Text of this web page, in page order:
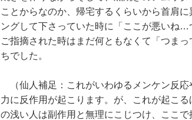
ことからなのか、帰宅するくらいから首肩
ングして下さっていた時に「ここが悪いね
ご指摘された時はまだ何ともなくて「つま
ちでした。
（仙人補足：これがいわゆるメンケン反
力に反作用が起こります。が、これが起こ
の浅い人は副作用と無理にこじつけ、ここで